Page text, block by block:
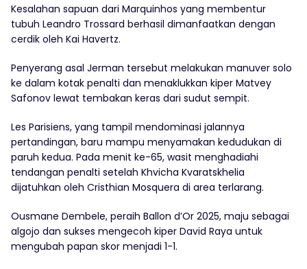
Kesalahan sapuan dari Marquinhos yang membentur
tubuh Leandro Trossard berhasil dimanfaatkan dengan
cerdik oleh Kai Havertz.
Penyerang asal Jerman tersebut melakukan manuver solo
ke dalam kotak penalti dan menaklukkan kiper Matvey
Safonov lewat tembakan keras dari sudut sempit.
Les Parisiens, yang tampil mendominasi jalannya
pertandingan, baru mampu menyamakan kedudukan di
paruh kedua. Pada menit ke-65, wasit menghadiahi
tendangan penalti setelah Khvicha Kvaratskhelia
dijatuhkan oleh Cristhian Mosquera di area terlarang.
Ousmane Dembele, peraih Ballon d’Or 2025, maju sebagai
algojo dan sukses mengecoh kiper David Raya untuk
mengubah papan skor menjadi 1-1.